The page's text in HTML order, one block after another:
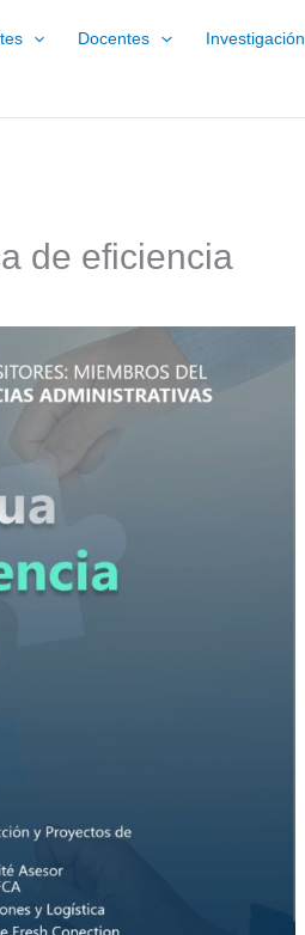
Docentes Investigación
de eficiencia